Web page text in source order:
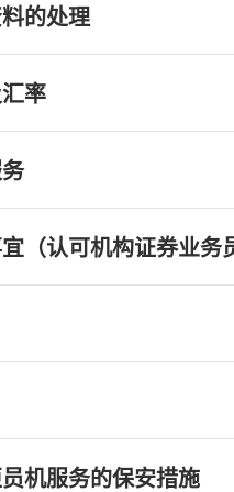
的处理
率
（认可机构证券业务
机服务的保安措施